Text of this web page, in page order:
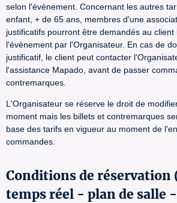
selon l'évènement. Concernant les autres
enfant, + de 65 ans, membres d'une
justificatifs pourront être demandés au
l'évènement par l'Organisateur. En cas de
justificatif, le client peut contacter
l'assistance Mapado, avant de passer
contremarques.
L'Organisateur se réserve le droit de
moment mais les billets et contremarques
base des tarifs en vigueur au moment de
commandes.
Conditions de
temps réel - plan de salle